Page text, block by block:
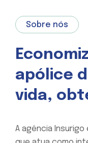
Sobre nós
apólice
vida,
A agência